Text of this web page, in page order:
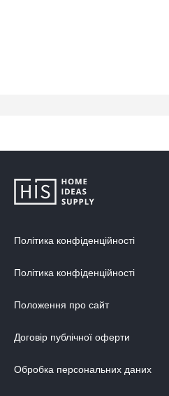
Політика конфіденційності
Політика конфіденційності
Положення про сайт
Договір публічної оферти
Обробка персональних даних